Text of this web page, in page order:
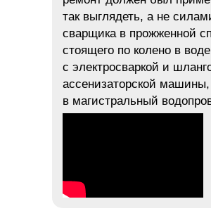
так выглядеть, а не
сварщика в прожженной
стоящего по колено в воде
с электросваркой и
ассенизаторской
в магистральный